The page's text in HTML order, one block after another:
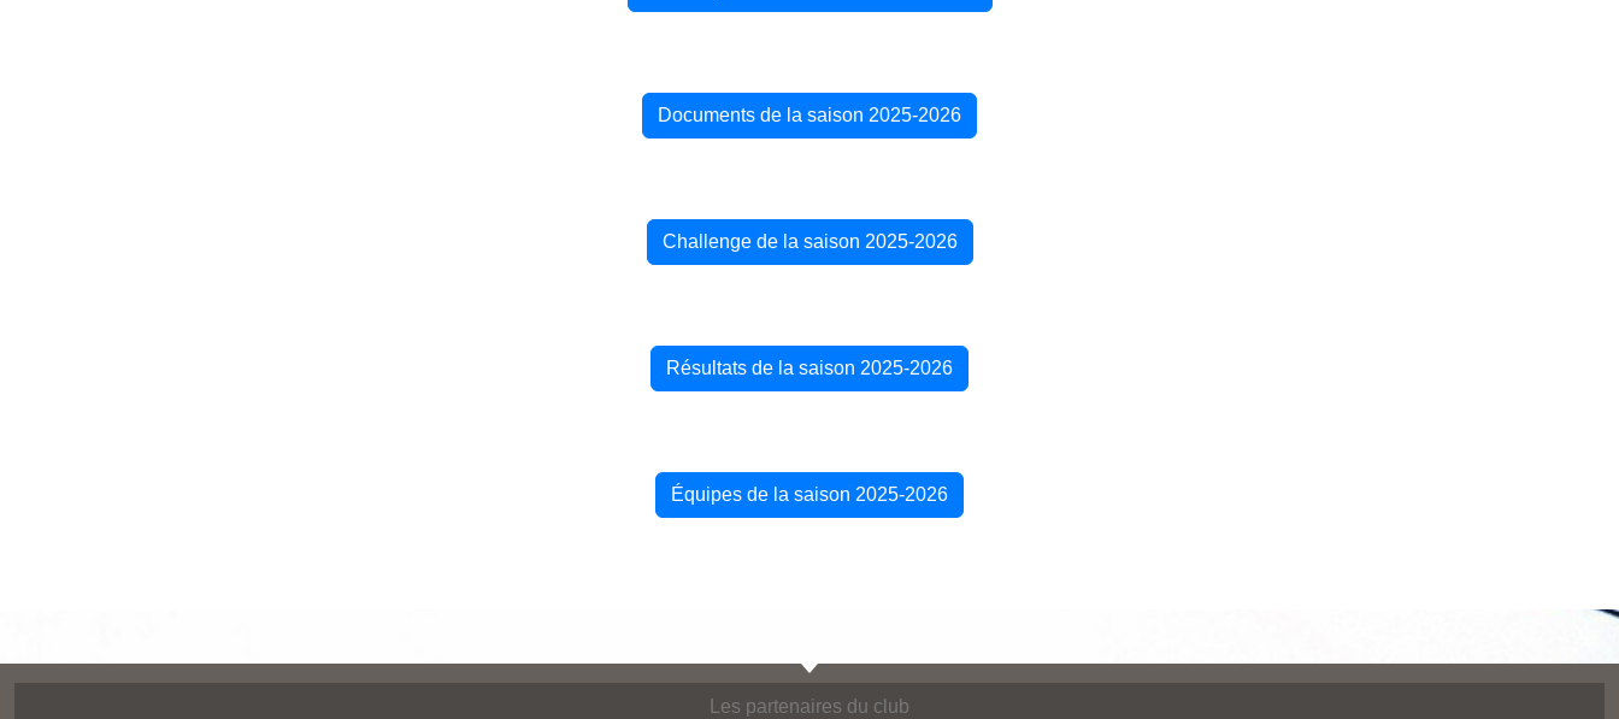
Documents de la saison 2025-2026
Challenge de la saison 2025-2026
Résultats de la saison 2025-2026
Équipes de la saison 2025-2026
Les partenaires du club